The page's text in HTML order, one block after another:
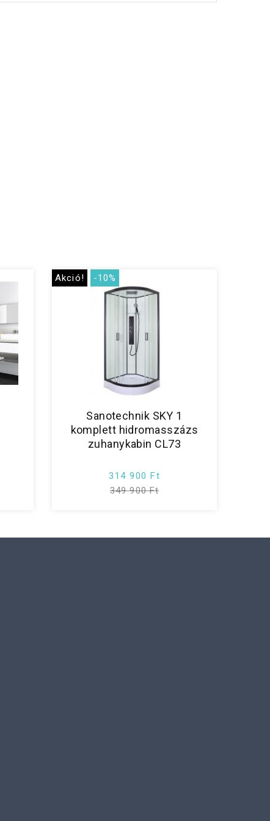
Akció! -10%
Sanotechnik SKY 1
komplett hidromasszázs
zuhanykabin CL73
314 900 Ft
349 900 Ft